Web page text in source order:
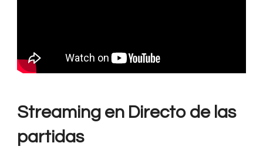
Streaming en Directo de las
partidas